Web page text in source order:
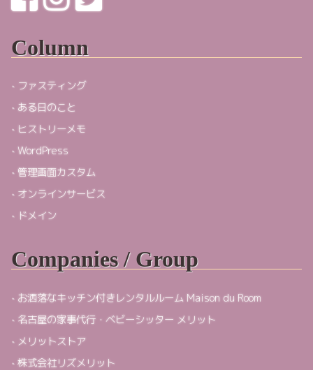
Column
ファスティング
ある日のこと
ヒストリーメモ
WordPress
管理画面カスタム
オンラインサービス
ドメイン
Companies / Group
お洒落なキッチン付きレンタルルーム Maison du Room
名古屋の家事代行・ベビーシッター メリット
メリットストア
株式会社リズメリット